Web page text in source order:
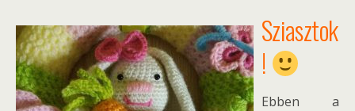
Sziasztok
!
Ebben a